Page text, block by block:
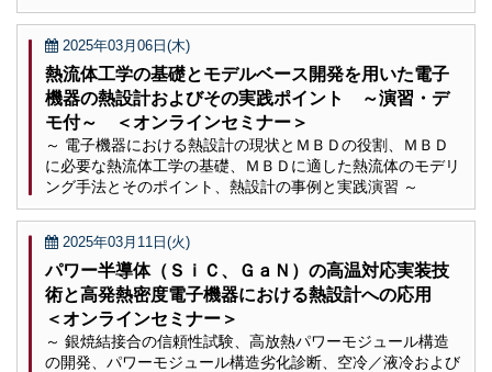
2025年03月06日(木)
熱流体工学の基礎とモデルベース開発を用いた電子
機器の熱設計およびその実践ポイント ～演習・デ
モ付～ ＜オンラインセミナー＞
～ 電子機器における熱設計の現状とＭＢＤの役割、ＭＢＤ
に必要な熱流体工学の基礎、ＭＢＤに適した熱流体のモデリ
ング手法とそのポイント、熱設計の事例と実践演習 ～
2025年03月11日(火)
パワー半導体（ＳｉＣ、ＧａＮ）の高温対応実装技
術と高発熱密度電子機器における熱設計への応用
＜オンラインセミナー＞
～ 銀焼結接合の信頼性試験、高放熱パワーモジュール構造
の開発、パワーモジュール構造劣化診断、空冷／液冷および